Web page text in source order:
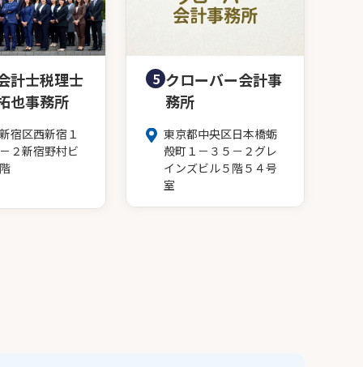
計士税理士
也事務所
宿区西新宿１
２新宿野村ビ
5 クローバー会計事
務所
東京都中央区日本橋蛎
殻町１－３５－２グレ
インズビル５階５４号
室